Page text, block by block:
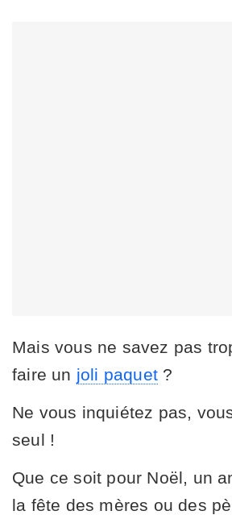
Mais vous ne savez pas
faire un joli paquet ?
Ne vous inquiétez pas,
seul !
Que ce soit pour Noël, un
la fête des mères ou des